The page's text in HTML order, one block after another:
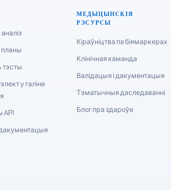
тэсты
у галіне
API
МЕДЫЦЫНСКІЯ
РЭСУРСЫ
Кіраўніцтва па біямаркерах
Клінічная каманда
Валідацыя і дакументацыя
Тэматычныя даследаванні
Блог пра здароўе